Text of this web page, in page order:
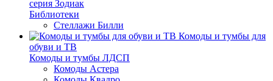
серия Зодиак
Библиотеки
Стеллажи Билли
Комоды и тумбы для
обуви и ТВ
Комоды и тумбы ЛДСП
Комоды Астера